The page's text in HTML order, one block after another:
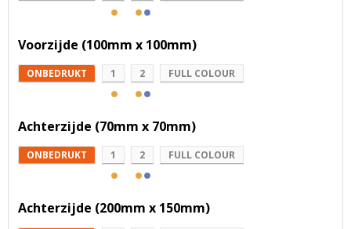
Voorzijde (100mm x 100mm)
ONBEDRUKT 1 2 FULL COLOUR
Achterzijde (70mm x 70mm)
ONBEDRUKT 1 2 FULL COLOUR
Achterzijde (200mm x 150mm)